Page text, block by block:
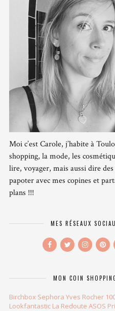
Moi c’est Carole, j’habite à
shopping, la mode, les
lire, voyager, mais aussi dire des
papoter avec mes copines et
plans !!!
MES RÉSEAUX
MON COIN
Birchbox Sephora Yves Rocher
Lookfantastic La Redoute ASOS